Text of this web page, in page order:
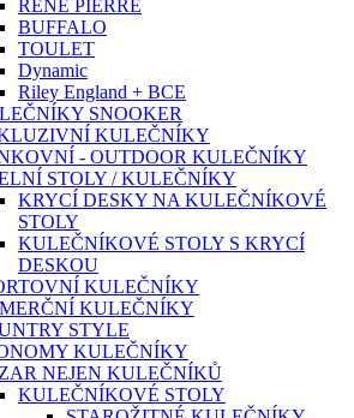
RENÉ PIERRE
BUFFALO
TOULET
Dynamic
Riley England + BCE
SNOOKER
KULEČNÍKY
- OUTDOOR KULEČNÍKY
STOLY / KULEČNÍKY
KRYCÍ DESKY NA KULEČNÍKOVÉ
STOLY
KULEČNÍKOVÉ STOLY S KRYCÍ
DESKOU
KULEČNÍKY
KULEČNÍKY
STYLE
KULEČNÍKY
NEJEN KULEČNÍKŮ
KULEČNÍKOVÉ STOLY